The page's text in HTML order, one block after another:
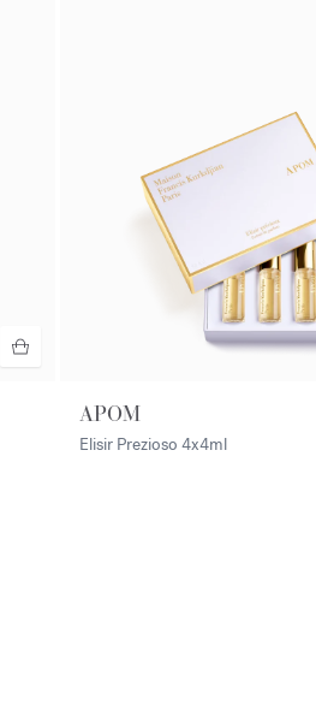
APOM
Elisir Prezioso 4x4ml